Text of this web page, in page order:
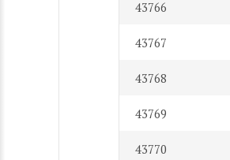
43766
43767
43768
43769
43770